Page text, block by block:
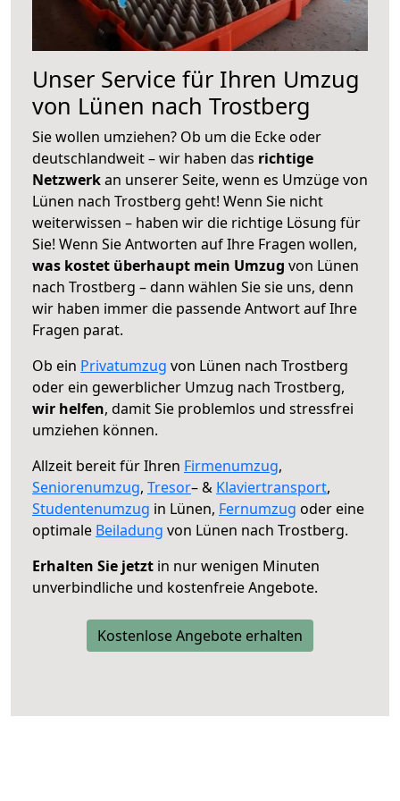
Unser Service für Ihren Umzug
von Lünen nach Trostberg
Sie wollen umziehen? Ob um die Ecke oder
deutschlandweit – wir haben das richtige
Netzwerkan unserer Seite, wenn es Umzüge von
Lünen nach Trostberg geht! Wenn Sie nicht
weiterwissen – haben wir die richtige Lösung für
Sie! Wenn Sie Antworten auf Ihre Fragen wollen,
was kostet überhaupt mein Umzug von Lünen
nach Trostberg – dann wählen Sie sie uns, denn
wir haben immer die passende Antwort auf Ihre
Fragen parat.
Ob ein Privatumzug von Lünen nach Trostberg
oder ein gewerblicher Umzug nach Trostberg,
wir helfen, damit Sie problemlos und stressfrei
umziehen können.
Allzeit bereit für Ihren Firmenumzug,
Seniorenumzug, Tresor– & Klaviertransport,
Studentenumzug in Lünen, Fernumzug oder eine
optimale Beiladung von Lünen nach Trostberg.
Erhalten Sie jetzt in nur wenigen Minuten
unverbindliche und kostenfreie Angebote.
Kostenlose Angebote erhalten